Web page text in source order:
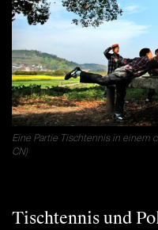
Eine Partie Tischtennis in einem
CN)
Tischtennis und